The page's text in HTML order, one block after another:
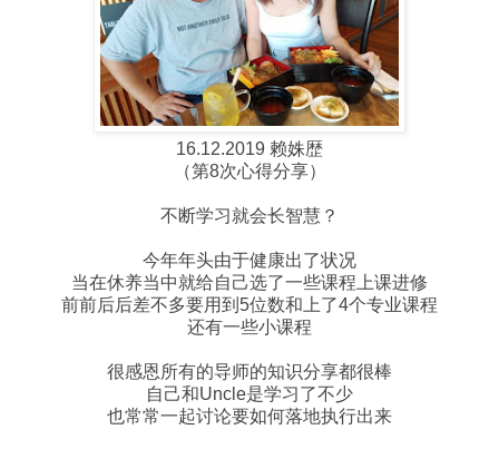
16.12.2019 赖姝歴
（第8次心得分享）
不断学习就会长智慧？
今年年头由于健康出了状况
当在休养当中就给自己选了一些课程上课进修
前前后后差不多要用到5位数和上了4个专业课程
还有一些小课程
很感恩所有的导师的知识分享都很棒
自己和Uncle是学习了不少
也常常一起讨论要如何落地执行出来